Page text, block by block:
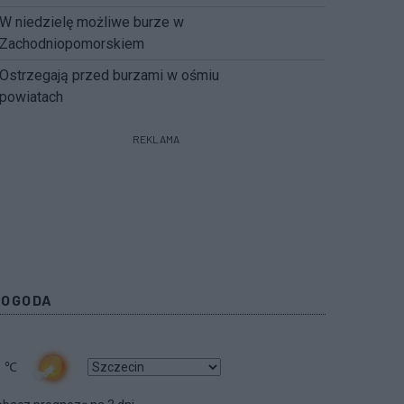
W niedzielę możliwe burze w
Zachodniopomorskiem
Ostrzegają przed burzami w ośmiu
powiatach
REKLAMA
℃